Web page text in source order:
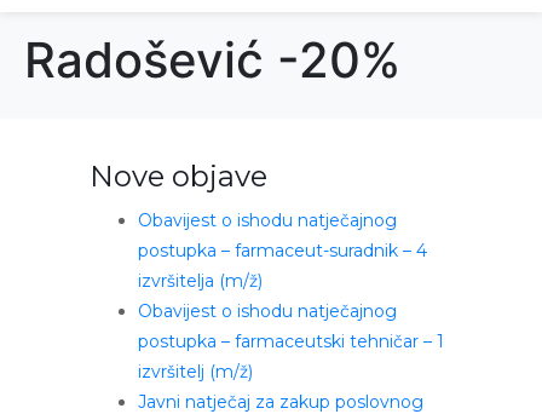
Radošević -20%
Nove objave
Obavijest o ishodu natječajnog
postupka – farmaceut-suradnik – 4
izvršitelja (m/ž)
Obavijest o ishodu natječajnog
postupka – farmaceutski tehničar – 1
izvršitelj (m/ž)
Javni natječaj za zakup poslovnog